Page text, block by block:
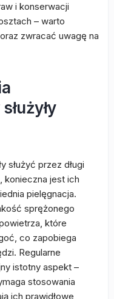
i konserwacji
– warto
zwracać uwagę na
służyć przez długi
konieczna jest ich
pielęgnacja.
sprężonego
które
co zapobiega
Regularne
istotny aspekt –
stosowania
ich prawidłowe